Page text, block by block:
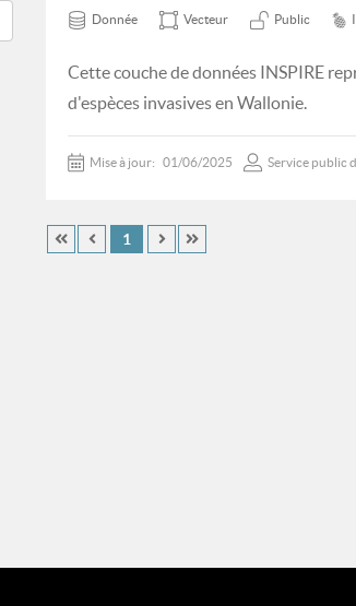
Donnée Vecteur Public
Cette couche de données INSPIRE
d'espèces invasives en Wallonie.
Mise à jour: 01/06/2025 Service public
1